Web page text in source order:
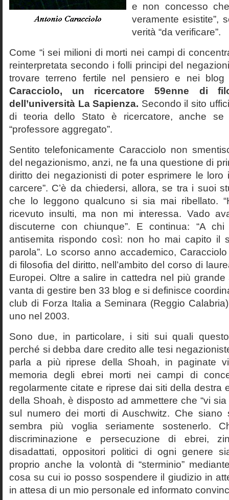
e non concesso
veramente esistite”,
verità “da verificare”.
Come “i sei milioni di morti nei campi di
reinterpretata secondo i folli principi del
trovare terreno fertile nel pensiero e nei
Caracciolo, un ricercatore 59enne di
dell’università La Sapienza. Secondo il sito
di teoria dello Stato è ricercatore, anche
“professore aggregato”.
Sentito telefonicamente Caracciolo non
del negazionismo, anzi, ne fa una questione di
diritto dei negazionisti di poter esprimere le loro
carcere”. C’è da chiedersi, allora, se tra i suoi
che lo leggono qualcuno si sia mai ribellato.
ricevuto insulti, ma non mi interessa. Vado
discuterne con chiunque”. E continua: “A
antisemita rispondo così: non ho mai capito il
parola”. Lo scorso anno accademico,
di filosofia del diritto, nell’ambito del corso di
Europei. Oltre a salire in cattedra nel più grande
vanta di gestire ben 33 blog e si definisce
club di Forza Italia a Seminara (Reggio
uno nel 2003.
Sono due, in particolare, i siti sui quali
perché si debba dare credito alle tesi
parla a più riprese della Shoah, in paginate
memoria degli ebrei morti nei campi di
regolarmente citate e riprese dai siti della destra
della Shoah, è disposto ad ammettere che “vi
sul numero dei morti di Auschwitz. Che siano
sembra più voglia seriamente sostenerlo.
discriminazione e persecuzione di ebrei,
disadattati, oppositori politici di ogni genere
proprio anche la volontà di “sterminio”
cosa su cui io posso sospendere il giudizio in
in attesa di un mio personale ed informato